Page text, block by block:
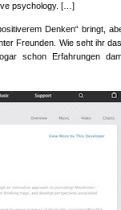
psychology. […]
Denken“ bringt,
Freunden. Wie seht ihr
schon Erfahrungen